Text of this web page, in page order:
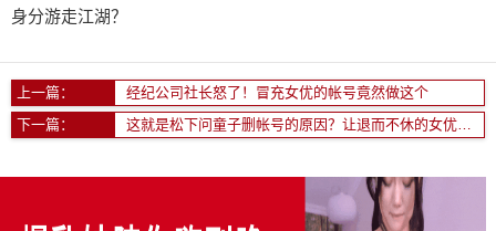
身分游走江湖？
上一篇：
经纪公司社长怒了！冒充女优的帐号竟然做这个
下一篇：
这就是松下问童子删帐号的原因？让退而不休的女优最困扰的是什么？